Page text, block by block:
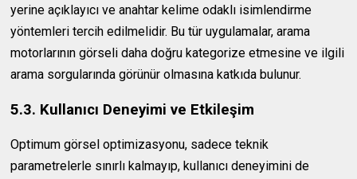
yerine açıklayıcı ve anahtar kelime odaklı isimlendirme
yöntemleri tercih edilmelidir. Bu tür uygulamalar, arama
motorlarının görseli daha doğru kategorize etmesine ve ilgili
arama sorgularında görünür olmasına katkıda bulunur.
5.3. Kullanıcı Deneyimi ve Etkileşim
Optimum görsel optimizasyonu, sadece teknik
parametrelerle sınırlı kalmayıp, kullanıcı deneyimini de